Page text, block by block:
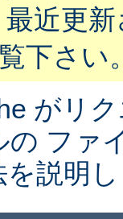
近更
下さい
がリ
の ファ
説明